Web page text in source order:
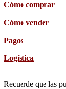
Cómo comprar
Cómo vender
Pagos
Logística
Recuerde que las